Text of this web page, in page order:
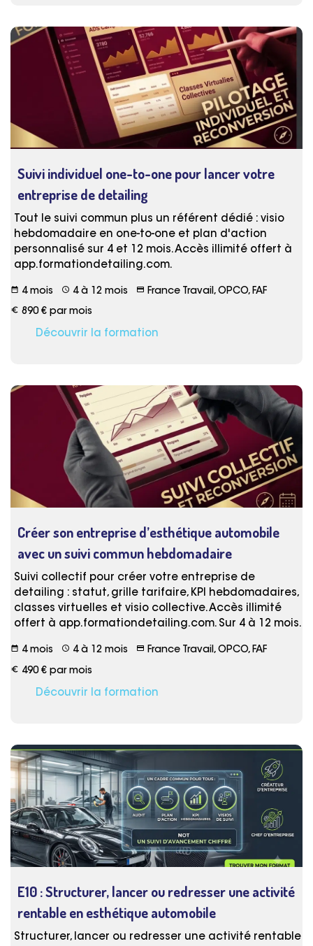
Suivi individuel one-to-one pour lancer votre
entreprise de detailing
Tout le suivi commun plus un référent dédié : visio
hebdomadaire en one-to-one et plan d'action
personnalisé sur 4 et 12 mois. Accès illimité offert à
app.formationdetailing.com.
date_range 4 mois schedule 4 à 12 mois credit_card France Travail, OPCO, FAF
euro_symbol 890 € par mois
Découvrir la formation
Créer son entreprise d’esthétique automobile
avec un suivi commun hebdomadaire
Suivi collectif pour créer votre entreprise de
detailing : statut, grille tarifaire, KPI hebdomadaires,
classes virtuelles et visio collective. Accès illimité
offert à app.formationdetailing.com. Sur 4 à 12 mois.
date_range 4 mois schedule 4 à 12 mois credit_card France Travail, OPCO, FAF
euro_symbol 490 € par mois
Découvrir la formation
E10 : Structurer, lancer ou redresser une activité
rentable en esthétique automobile
Structurer, lancer ou redresser une activité rentable